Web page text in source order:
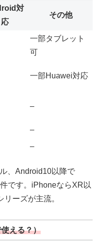
対
応
その他
一部タブレット
可
一部Huawei対応
–
–
–
、Android10以降で
です。iPhoneならXR以
ーズが主流。
える？）